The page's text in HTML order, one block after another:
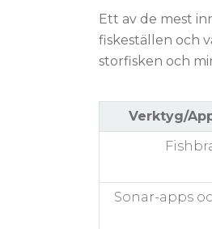
Ett av de mest
fiskeställen och
storfisken och
Verktyg/
Sonar-apps